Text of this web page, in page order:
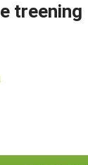
treening